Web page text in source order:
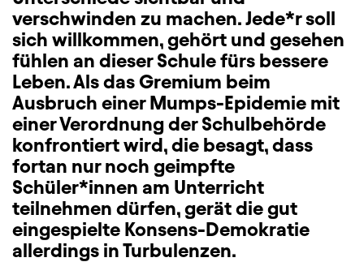
verschwinden zu machen. Jede*r soll
sich willkommen, gehört und gesehen
fühlen an dieser Schule fürs bessere
Leben. Als das Gremium beim
Ausbruch einer Mumps-Epidemie mit
einer Verordnung der Schulbehörde
konfrontiert wird, die besagt, dass
fortan nur noch geimpfte
Schüler*innen am Unterricht
teilnehmen dürfen, gerät die gut
eingespielte Konsens-Demokratie
allerdings in Turbulenzen.